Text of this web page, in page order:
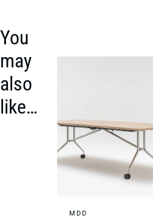
You
may
also
like…
MDD